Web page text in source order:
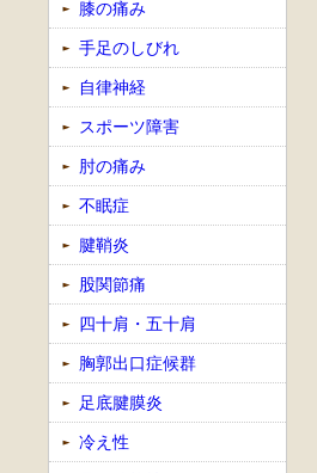
膝の痛み
手足のしびれ
自律神経
スポーツ障害
肘の痛み
不眠症
腱鞘炎
股関節痛
四十肩・五十肩
胸郭出口症候群
足底腱膜炎
冷え性